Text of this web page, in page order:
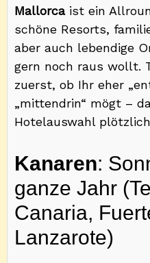
Mallorcaist ein
schöne Resorts,
aber auch lebendige
gern noch raus wollt.
zuerst, ob Ihr eher
„mittendrin“ mögt –
Hotelauswahl
Kanaren:
ganze Jahr
Canaria,
Lanzarote)